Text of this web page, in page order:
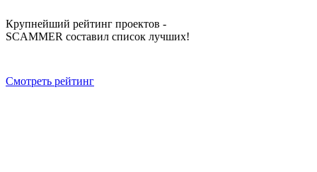
Крупнейший рейтинг проектов -
SCAMMER составил список лучших!
Смотреть рейтинг